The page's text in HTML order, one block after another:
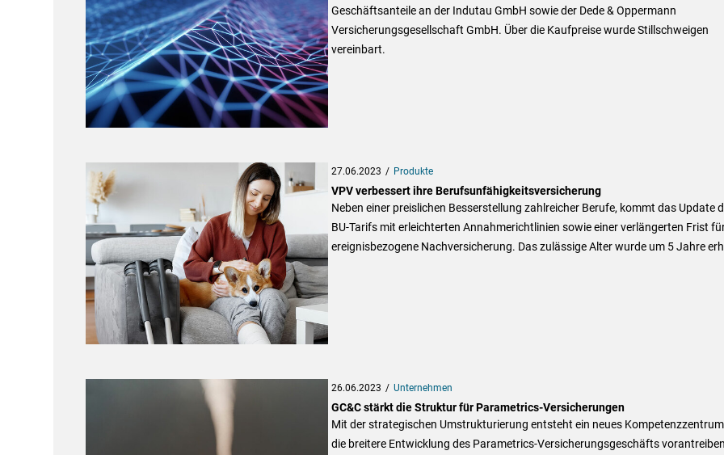
Geschäftsanteile an der Indutau GmbH sowie der Dede & Oppermann
Versicherungsgesellschaft GmbH. Über die Kaufpreise wurde Stillschweigen
vereinbart.
27.06.2023 Produkte
VPV verbessert ihre Berufsunfähigkeitsversicherung
Neben einer preislichen Besserstellung zahlreicher Berufe, kommt das Update
BU-Tarifs mit erleichterten Annahmerichtlinien sowie einer verlängerten Frist
ereignisbezogene Nachversicherung. Das zulässige Alter wurde um 5 Jahre
26.06.2023 Unternehmen
GC&C stärkt die Struktur für Parametrics-Versicherungen
Mit der strategischen Umstrukturierung entsteht ein neues
die breitere Entwicklung des Parametrics-Versicherungsgeschäfts